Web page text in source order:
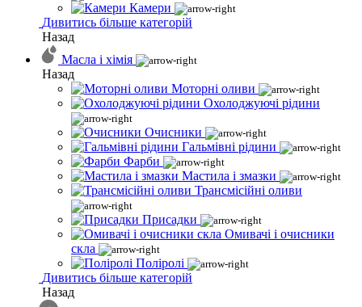
Камери
Дивитись більше категорій
Назад
Масла і хімія
Назад
Моторні оливи
Охолоджуючі рідини
Очисники
Гальмівні рідини
Фарби
Мастила і змазки
Трансмісійні оливи
Присадки
Омивачі і очисники
скла
Поліролі
Дивитись більше категорій
Назад